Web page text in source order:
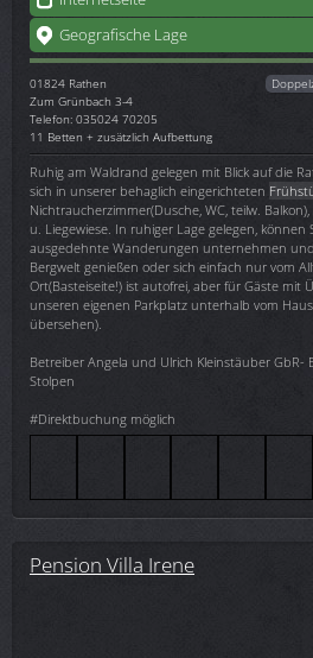
Geografische Lage
01824 Rathen
Zum Grünbach 3-4
Telefon: 035024 70205
11 Betten + zusätzlich Aufbettung
Ruhig am Waldrand gelegen mit Blick auf die
sich in unserer behaglich eingerichteten
Nichtraucherzimmer(Dusche, WC, teilw.
u. Liegewiese. In ruhiger Lage gelegen,
ausgedehnte Wanderungen unternehmen
Bergwelt genießen oder sich einfach nur vom
Ort(Basteiseite!) ist autofrei, aber für Gäste mit
unseren eigenen Parkplatz unterhalb vom
übersehen).
Betreiber Angela und Ulrich Kleinstäuber GbR-
Stolpen
#Direktbuchung möglich
Pension Villa Irene